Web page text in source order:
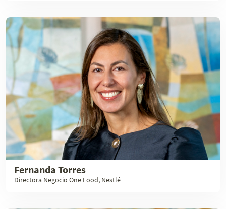
Fernanda Torres
Directora Negocio One Food, Nestlé